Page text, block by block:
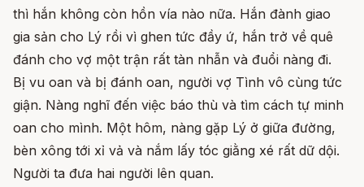
thì hắn không còn hồn vía nào nữa. Hắn đành giao
gia sản cho Lý rồi vì ghen tức đầy ứ, hắn trở về quê
đánh cho vợ một trận rất tàn nhẫn và đuổi nàng đi.
Bị vu oan và bị đánh oan, người vợ Tình vô cùng tức
giận. Nàng nghĩ đến việc báo thù và tìm cách tự minh
oan cho mình. Một hôm, nàng gặp Lý ở giữa đường,
bèn xông tới xỉ vả và nắm lấy tóc giằng xé rất dữ dội.
Người ta đưa hai người lên quan.